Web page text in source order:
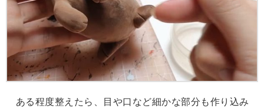
ある程度整えたら、目や口など細かな部分も作り込み